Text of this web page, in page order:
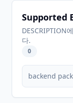
Supported
DESCRIPTION
다.
0
backend